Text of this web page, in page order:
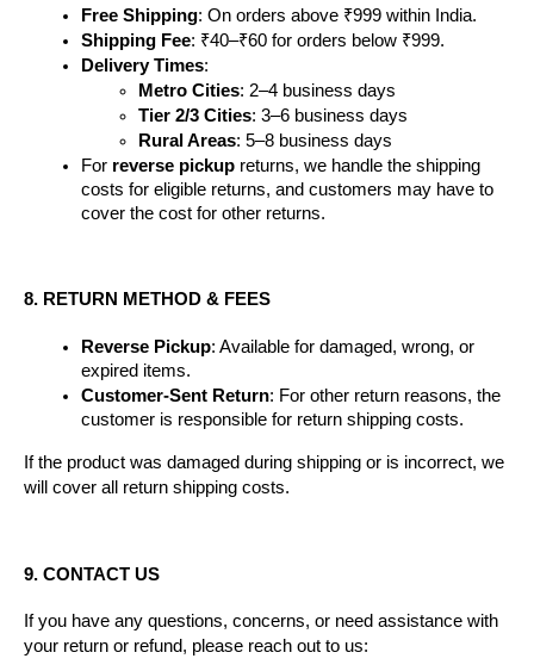
Free Shipping: On orders above ₹999 within India.
Shipping Fee: ₹40–₹60 for orders below ₹999.
Delivery Times:
Metro Cities: 2–4 business days
Tier 2/3 Cities: 3–6 business days
Rural Areas: 5–8 business days
For reverse pickup returns, we handle the shipping
costs for eligible returns, and customers may have to
cover the cost for other returns.
8. RETURN METHOD & FEES
Reverse Pickup: Available for damaged, wrong, or
expired items.
Customer-Sent Return: For other return reasons, the
customer is responsible for return shipping costs.
If the product was damaged during shipping or is incorrect, we
will cover all return shipping costs.
9. CONTACT US
If you have any questions, concerns, or need assistance with
your return or refund, please reach out to us: